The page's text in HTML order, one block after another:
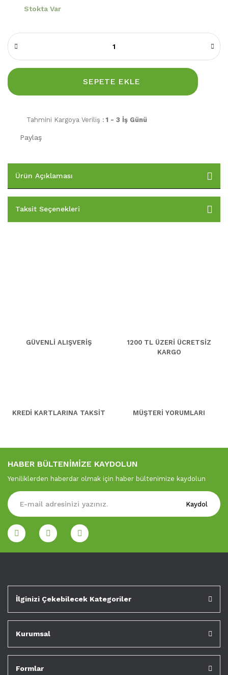
Stokta Var
SEPETE EKLE
Tahmini Kargoya Veriliş : 1 - 3 İş Günü
Paylaş
Ürün Açıklaması
Taksit Seçenekleri
GÜVENLİ ALIŞVERİŞ
1200 TL ÜZERİ ÜCRETSİZ
KARGO
KREDİ KARTLARINA TAKSİT MÜŞTERİ YORUMLARI
HABER BÜLTENİMİZE KAYDOLUN
Yeniliklerden haberdar olmak için haber bültenimize kaydolun
Kaydol
İlginizi Çekebilecek Kategoriler
Kurumsal
Formlar